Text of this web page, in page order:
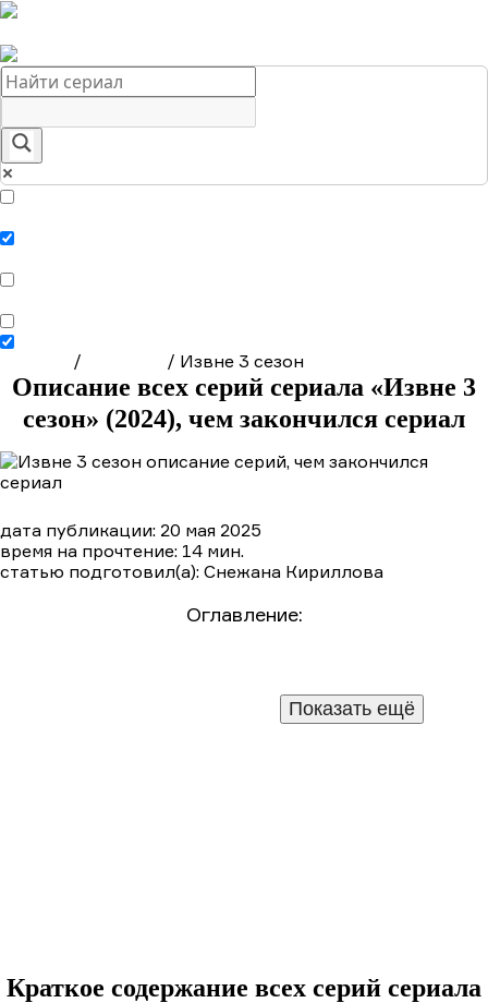
/ / Извне 3 сезон
Описание всех серий сериала «Извне 3
сезон» (2024), чем закончился сериал
дата публикации: 20 мая 2025
время на прочтение: 14 мин.
статью подготовил(а): Снежана Кириллова
Оглавление:
Показать ещё
Краткое содержание всех серий сериала